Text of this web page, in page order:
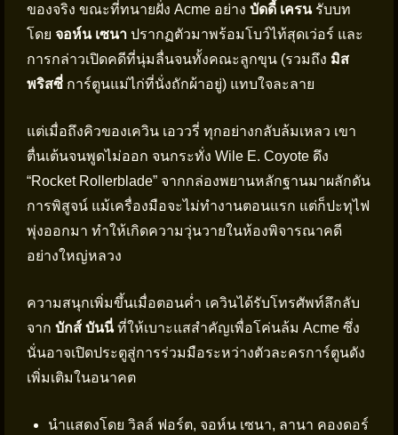
ของจริง ขณะที่ทนายฝั่ง Acme อย่าง บัดดี้ เครนรับบท
โดย จอห์น เซนา ปรากฏตัวมาพร้อมโบว์ไท้สุดเว่อร์ และ
การกล่าวเปิดคดีที่นุ่มลื่นจนทั้งคณะลูกขุน (รวมถึง มิส
พริสซี่ การ์ตูนแม่ไก่ที่นั่งถักผ้าอยู่) แทบใจละลาย
แต่เมื่อถึงคิวของเควิน เอววรี่ ทุกอย่างกลับล้มเหลว เขา
ตื่นเต้นจนพูดไม่ออก จนกระทั่ง Wile E. Coyote ดึง
“Rocket Rollerblade” จากกล่องพยานหลักฐานมาผลักดัน
การพิสูจน์ แม้เครื่องมือจะไม่ทำงานตอนแรก แต่ก็ปะทุไฟ
พุ่งออกมา ทำให้เกิดความวุ่นวายในห้องพิจารณาคดี
อย่างใหญ่หลวง
ความสนุกเพิ่มขึ้นเมื่อตอนค่ำ เควินได้รับโทรศัพท์ลึกลับ
จาก บักส์ บันนี่ที่ให้เบาะแสสำคัญเพื่อโค่นล้ม Acme ซึ่ง
นั่นอาจเปิดประตูสู่การร่วมมือระหว่างตัวละครการ์ตูนดัง
เพิ่มเติมในอนาคต
นำแสดงโดย วิลล์ ฟอร์ต, จอห์น เซนา, ลานา คองดอร์